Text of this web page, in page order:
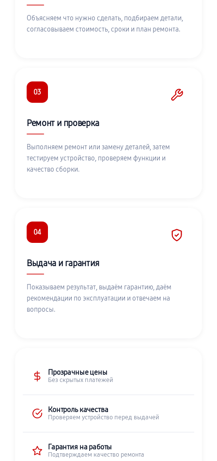
Объясняем что нужно сделать, подбираем детали,
согласовываем стоимость, сроки и план ремонта.
03
Ремонт и проверка
Выполняем ремонт или замену деталей, затем
тестируем устройство, проверяем функции и
качество сборки.
04
Выдача и гарантия
Показываем результат, выдаём гарантию, даём
рекомендации по эксплуатации и отвечаем на
вопросы.
Прозрачные цены
Без скрытых платежей
Контроль качества
Проверяем устройство перед выдачей
Гарантия на работы
Подтверждаем качество ремонта